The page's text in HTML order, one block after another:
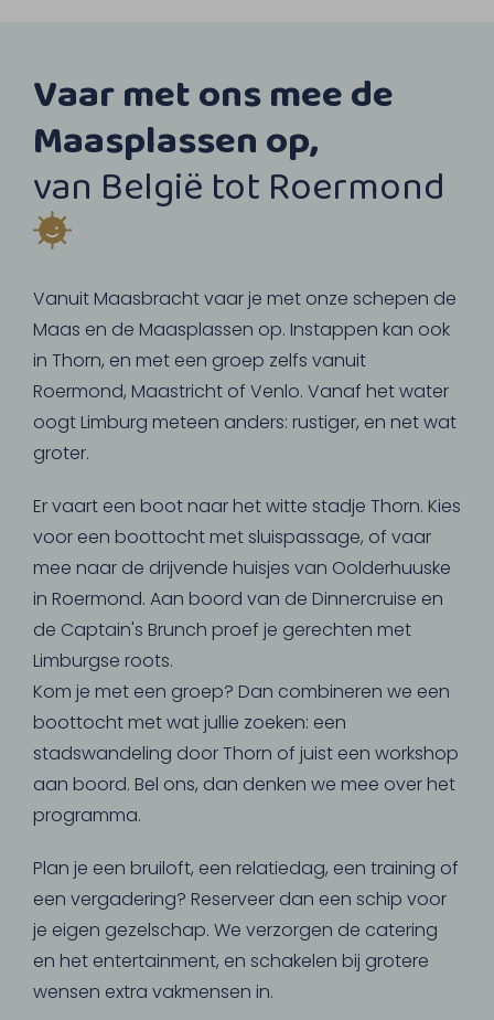
Vaar met ons mee de
Maasplassen op,
van België tot Roermond
Vanuit Maasbracht vaar je met onze schepen de
Maas en de Maasplassen op. Instappen kan ook
in Thorn, en met een groep zelfs vanuit
Roermond, Maastricht of Venlo. Vanaf het water
oogt Limburg meteen anders: rustiger, en net wat
groter.
Er vaart een boot naar het witte stadje Thorn. Kies
voor een boottocht met sluispassage, of vaar
mee naar de drijvende huisjes van Oolderhuuske
in Roermond. Aan boord van de Dinnercruise en
de Captain's Brunch proef je gerechten met
Limburgse roots.
Kom je met een groep? Dan combineren we een
boottocht met wat jullie zoeken: een
stadswandeling door Thorn of juist een workshop
aan boord. Bel ons, dan denken we mee over het
programma.
Plan je een bruiloft, een relatiedag, een training of
een vergadering? Reserveer dan een schip voor
je eigen gezelschap. We verzorgen de catering
en het entertainment, en schakelen bij grotere
wensen extra vakmensen in.